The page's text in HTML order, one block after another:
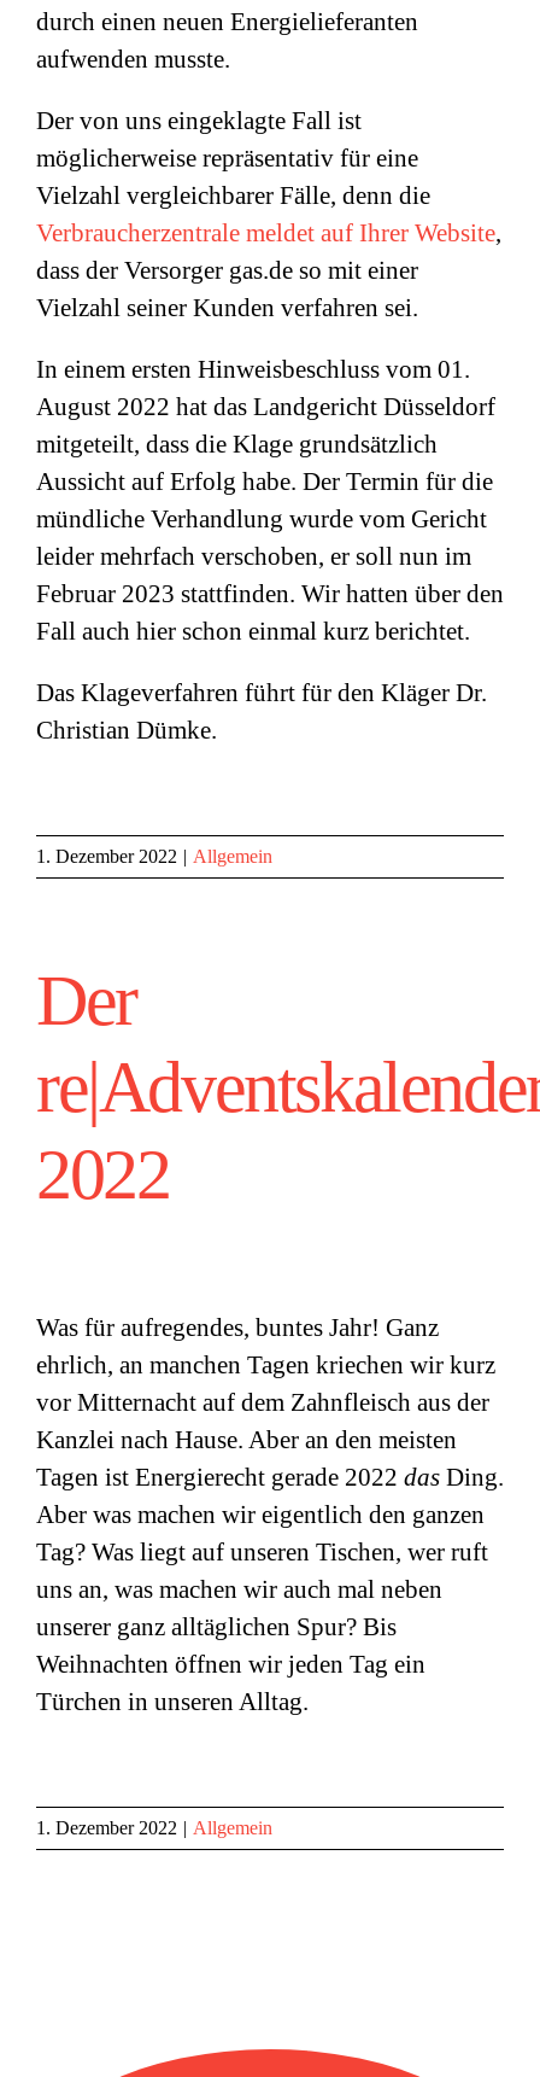
durch einen neuen Energielieferanten
aufwenden musste.
Der von uns eingeklagte Fall ist
möglicherweise repräsentativ für eine
Vielzahl vergleichbarer Fälle, denn die
Verbraucherzentrale meldet auf Ihrer Website,
dass der Versorger gas.de so mit einer
Vielzahl seiner Kunden verfahren sei.
In einem ersten Hinweisbeschluss vom 01.
August 2022 hat das Landgericht Düsseldorf
mitgeteilt, dass die Klage grundsätzlich
Aussicht auf Erfolg habe. Der Termin für die
mündliche Verhandlung wurde vom Gericht
leider mehrfach verschoben, er soll nun im
Februar 2023 stattfinden. Wir hatten über den
Fall auch hier schon einmal kurz berichtet.
Das Klageverfahren führt für den Kläger Dr.
Christian Dümke.
1. Dezember 2022 | Allgemein
Der
2022
Was für aufregendes, buntes Jahr! Ganz
ehrlich, an manchen Tagen kriechen wir kurz
vor Mitternacht auf dem Zahnfleisch aus der
Kanzlei nach Hause. Aber an den meisten
Tagen ist Energierecht gerade 2022 das Ding.
Aber was machen wir eigentlich den ganzen
Tag? Was liegt auf unseren Tischen, wer ruft
uns an, was machen wir auch mal neben
unserer ganz alltäglichen Spur? Bis
Weihnachten öffnen wir jeden Tag ein
Türchen in unseren Alltag.
1. Dezember 2022 | Allgemein